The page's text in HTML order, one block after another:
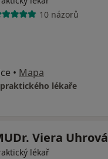
10 názorů
• Mapa
lékaře
Viera Uhrová
lékař